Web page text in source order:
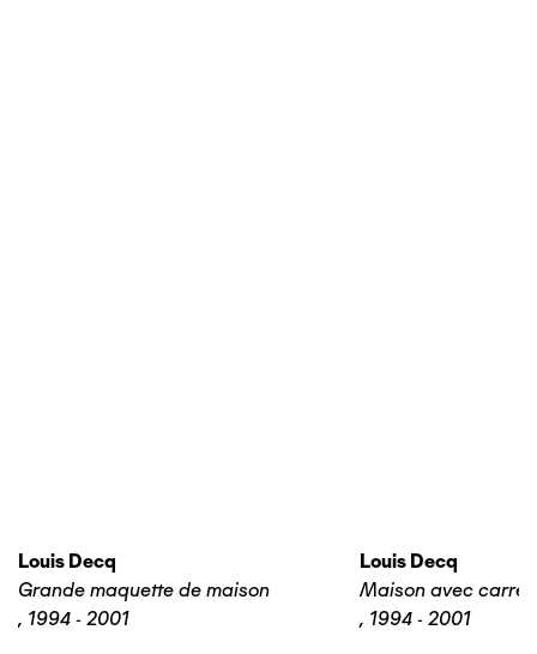
Louis Decq
Grande maquette de maison
, 1994 - 2001
Louis Decq
Maison avec
, 1994 - 2001